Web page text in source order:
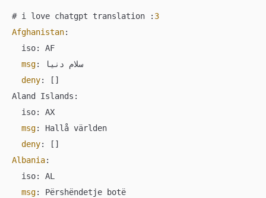
# i love chatgpt translation : 3
Afghanistan:
  iso: AF
msg: سلام دنیا
deny: []
Aland Islands:
  iso: AX
msg: Hallå världen
deny
Albania:
  iso: AL
msg: Përshëndetje botë